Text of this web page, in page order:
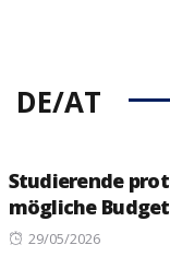
DE/AT
Studierende
mögliche
Posted
29/05/2026